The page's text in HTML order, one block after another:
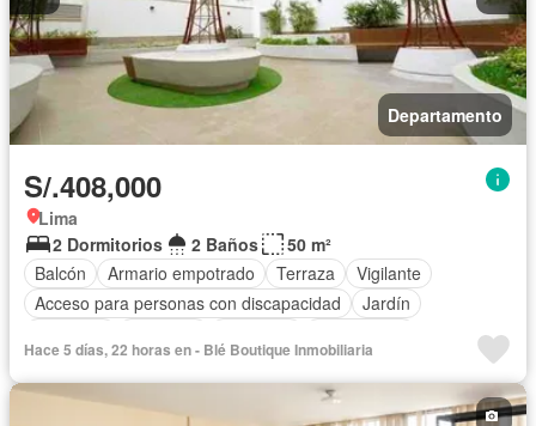
Departamento
S/.408,000
Lima
2 Dormitorios
2 Baños
50 m²
Balcón
Armario empotrado Terraza
Vigilante
Acceso para personas con discapacidad
Jardín
Hace 5 días, 22 horas en - Blé Boutique Inmobiliaria